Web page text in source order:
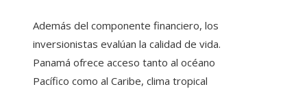
Además del componente financiero, los
inversionistas evalúan la calidad de vida.
Panamá ofrece acceso tanto al océano
Pacífico como al Caribe, clima tropical